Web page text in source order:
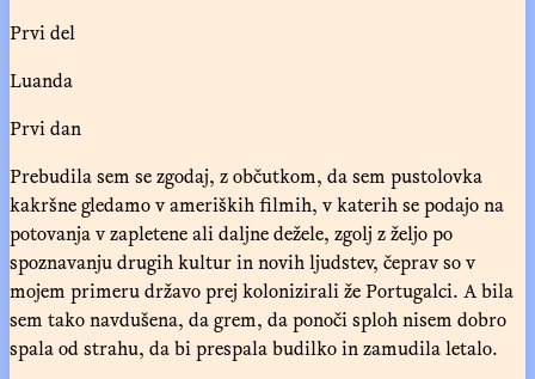
Prvi del
Luanda
Prvi dan
Prebudila sem se zgodaj, z občutkom, da sem pustolovka
kakršne gledamo v ameriških filmih, v katerih se podajo na
potovanja v zapletene ali daljne dežele, zgolj z željo po
spoznavanju drugih kultur in novih ljudstev, čeprav so v
mojem primeru državo prej kolonizirali že Portugalci. A bila
sem tako navdušena, da grem, da ponoči sploh nisem dobro
spala od strahu, da bi prespala budilko in zamudila letalo.